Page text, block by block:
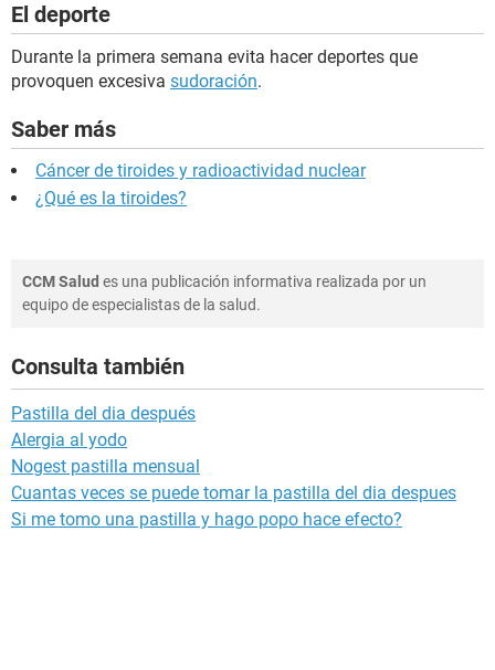
El deporte
Durante la primera semana evita hacer deportes que
provoquen excesiva sudoración.
Saber más
Cáncer de tiroides y radioactividad nuclear
¿Qué es la tiroides?
CCM Salud es una publicación informativa realizada por un
equipo de especialistas de la salud.
Consulta también
Pastilla del dia después
Alergia al yodo
Nogest pastilla mensual
Cuantas veces se puede tomar la pastilla del dia despues
Si me tomo una pastilla y hago popo hace efecto?